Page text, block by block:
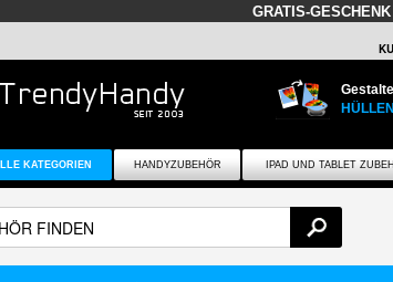
GRATIS-GESCHENK
KATEGORIEN HANDYZUBEHÖR IPAD UND TABLET